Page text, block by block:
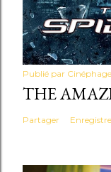
Publié par
THE
Partager